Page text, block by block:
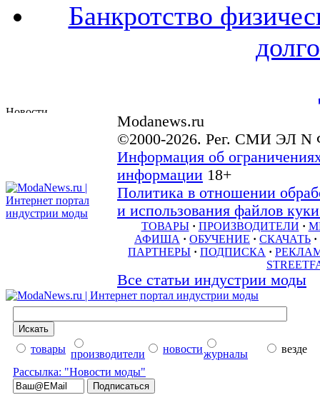
Банкротство
Modanews.ru
©2000-2026. Рег. СМИ ЭЛ N
Информация об
информации 18+
Политика в отношении
и использования файлов
ТОВАРЫ · ПРОИЗВОДИТЕЛИ ·
АФИША · ОБУЧЕНИЕ · СКАЧАТЬ ·
ПАРТНЕРЫ · ПОДПИСКА ·
Все статьи индустрии моды
товары производители новостижурналы
везде
Рассылка: "Новости моды"